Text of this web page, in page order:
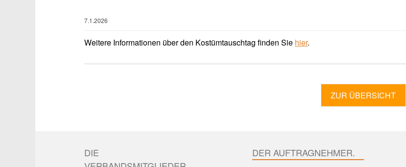
7.1.2026
Weitere Informationen über den Kostümtauschtag finden Sie hier.
ZUR ÜBERSICHT
DIE
DER AUFTRAGNEHMER.